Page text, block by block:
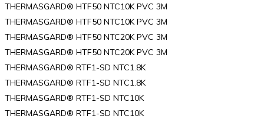
THERMASGARD® HTF50 NTC10K PVC 3M
THERMASGARD® HTF50 NTC10K PVC 3M
THERMASGARD® HTF50 NTC20K PVC 3M
THERMASGARD® HTF50 NTC20K PVC 3M
THERMASGARD® RTF1-SD NTC1.8K
THERMASGARD® RTF1-SD NTC1.8K
THERMASGARD® RTF1-SD NTC10K
THERMASGARD® RTF1-SD NTC10K